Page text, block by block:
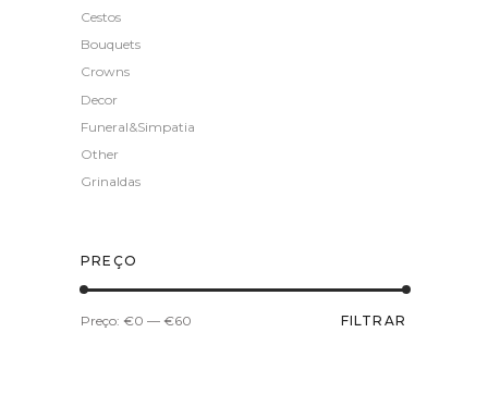
Cestos
Bouquets
Crowns
Decor
Funeral&Simpatia
Other
Grinaldas
PREÇO
mínimo
máximo
FILTRAR
Preço: €0 — €60